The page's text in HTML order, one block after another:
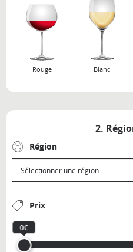
Rouge Blanc
2.
Région
Prix
0€